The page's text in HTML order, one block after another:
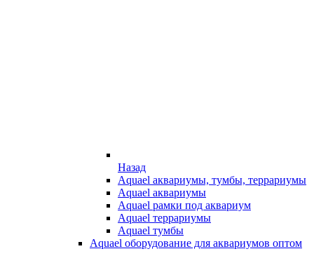
Назад
Aquael аквариумы, тумбы, террариумы
Aquael аквариумы
Aquael рамки под аквариум
Aquael террариумы
Aquael тумбы
Aquael оборудование для аквариумов оптом